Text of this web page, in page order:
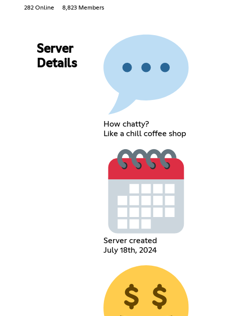
282 Online 8,823 Members
Server
Details
How chatty?
Like a chill coffee shop
Server created
July 18th, 2024